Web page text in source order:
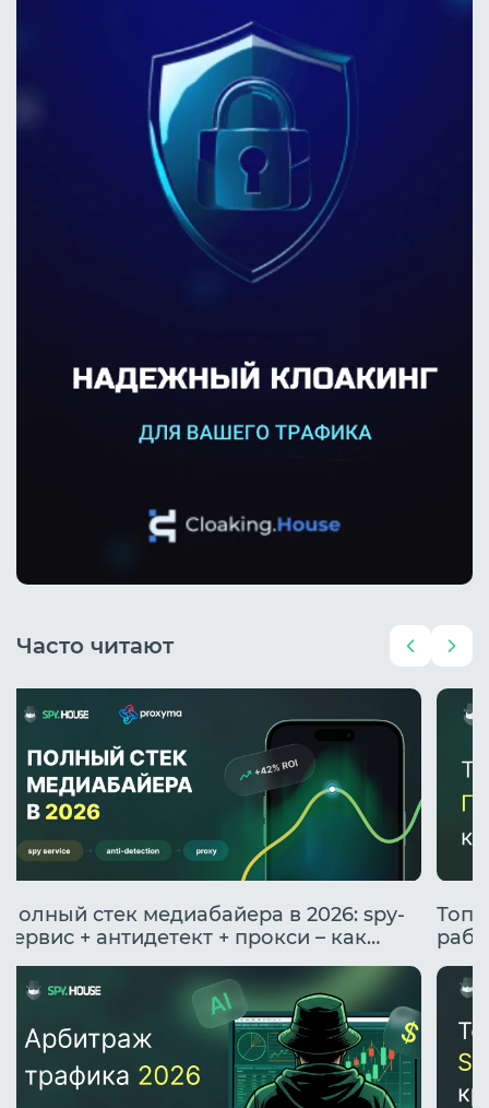
Часто читают
Полный стек медиабайера в 2026: spy-
сервис + антидетект + прокси – как
подружить инструменты